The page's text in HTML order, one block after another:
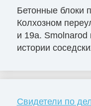
Бетонные блоки
Колхозном
и 19а. Smolnarod
истории
Свидетели по